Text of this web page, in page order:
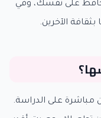
على نفسك، وفي
الآخرين.
مباشرة على الدراسة.